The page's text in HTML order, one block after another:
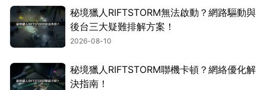
秘境獵人RIFTSTORM無法啟動？網路驅動與
後台三大疑難排解方案！
2026-08-10
秘境獵人RIFTSTORM聯機卡頓？網絡優化解
決指南！